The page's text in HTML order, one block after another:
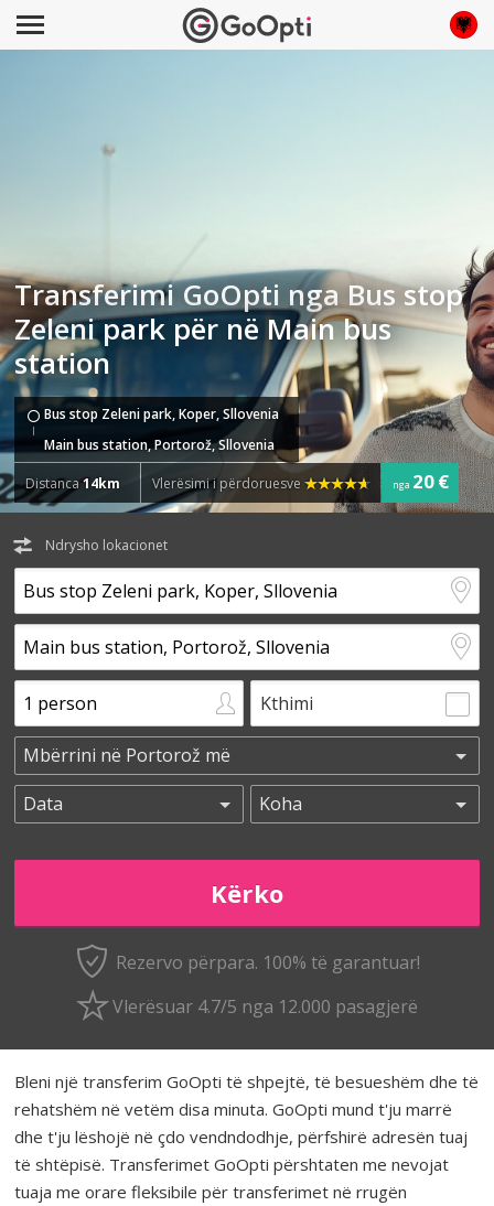
Transferimi GoOpti nga Bus stop
Zeleni park për në Main bus
station
Bus stop Zeleni park, Koper, Sllovenia
Main bus station, Portorož, Sllovenia
Distanca14km Vlerësimi i përdoruesve nga 20 €
Ndrysho lokacionet
Kthimi
Rezervo përpara. 100% të garantuar!
Vlerësuar 4.7/5 nga 12.000 pasagjerë
Bleni një transferim GoOpti të shpejtë, të besueshëm dhe të
rehatshëm në vetëm disa minuta. GoOpti mund t'ju marrë
dhe t'ju lëshojë në çdo vendndodhje, përfshirë adresën tuaj
të shtëpisë. Transferimet GoOpti përshtaten me nevojat
tuaja me orare fleksibile për transferimet në rrugën